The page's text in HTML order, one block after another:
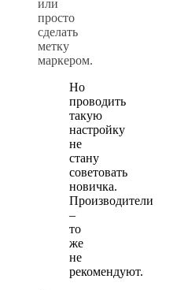
или
просто
сделать
метку
маркером.
Но
проводить
такую
настройку
не
стану
советовать
новичка.
Производители
–
то
же
не
рекомендуют.